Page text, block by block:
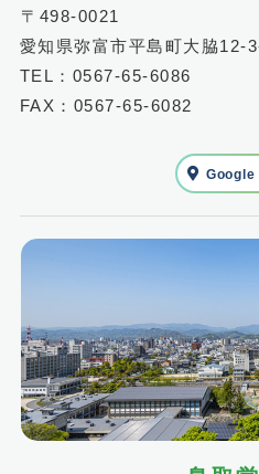
〒498-0021
愛知県弥富市平島町大脇12-
TEL：0567-65-6086
FAX：0567-65-6082
Google